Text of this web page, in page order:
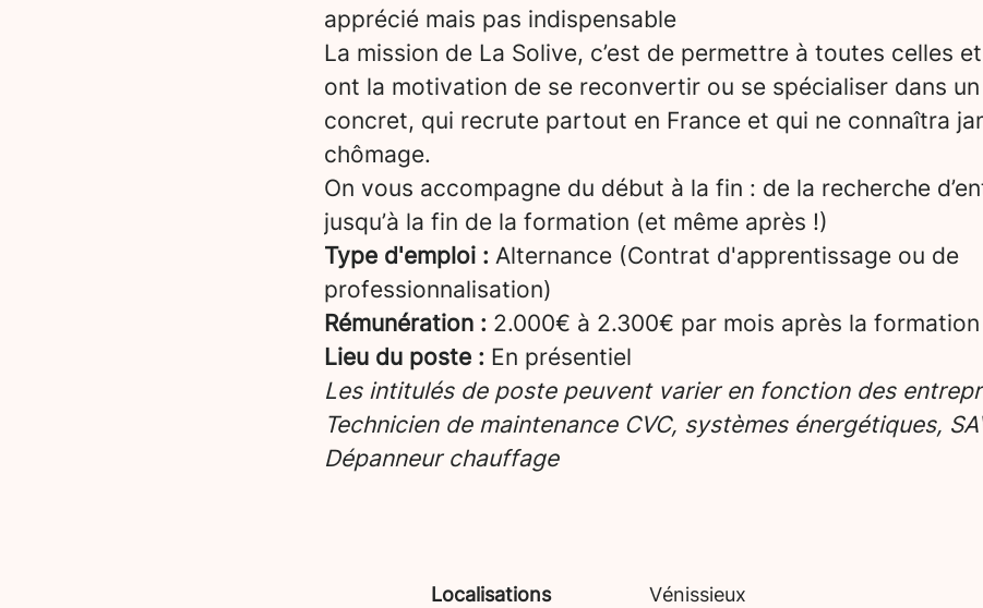
apprécié mais pas indispensable
La mission de La Solive, c’est de permettre à toutes celles
ont la motivation de se reconvertir ou se spécialiser dans
concret, qui recrute partout en France et qui ne connaîtra
chômage.
On vous accompagne du début à la fin : de la recherche
jusqu’à la fin de la formation (et même après !)
Type d'emploi : Alternance (Contrat d'apprentissage ou de
professionnalisation)
Rémunération : 2.000€ à 2.300€ par mois après la formation
Lieu du poste : En présentiel
Les intitulés de poste peuvent varier en fonction des
Technicien de maintenance CVC, systèmes énergétiques,
Dépanneur chauffage
Localisations Vénissieux